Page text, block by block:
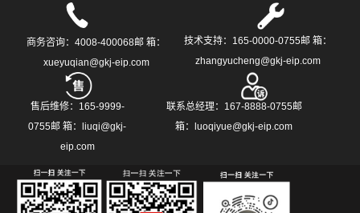
商务咨询：4008-400068邮 箱：
xueyuqian@gkj-eip.com
技术支持：165-0000-0755邮 箱：
zhangyucheng@gkj-eip.com
售后维修：165-9999-
0755邮 箱：liuqi@gkj-
eip.com
联系总经理：167-8888-0755邮
箱：luoqiyue@gkj-eip.com